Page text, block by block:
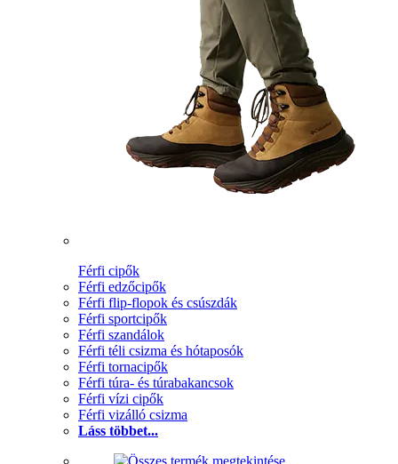
Férfi cipők
Férfi edzőcipők
Férfi flip-flopok és csúszdák
Férfi sportcipők
Férfi szandálok
Férfi téli csizma és hótaposók
Férfi tornacipők
Férfi túra- és túrabakancsok
Férfi vízi cipők
Férfi vizálló csizma
Láss többet...